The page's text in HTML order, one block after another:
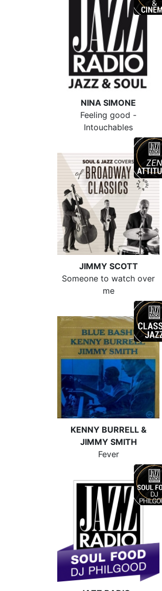
NINA SIMONE
Feeling good -
Intouchables
JIMMY SCOTT
Someone to watch over
me
KENNY BURRELL &
JIMMY SMITH
Fever